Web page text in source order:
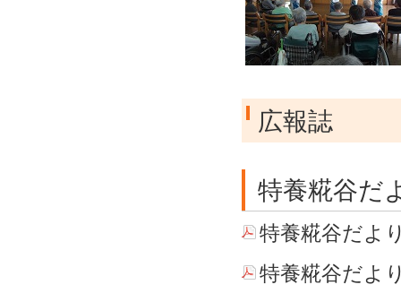
広報誌
特養糀谷だ
特養糀谷だよ
特養糀谷だよ